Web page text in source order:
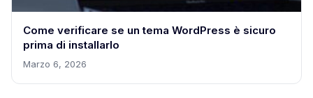
Come verificare se un tema WordPress è sicuro
prima di installarlo
Marzo 6, 2026